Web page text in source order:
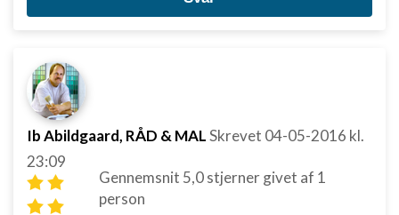
IAB Special Features:
Bruge præcise geografiske
placeringsoplysninger
Identificere enheder baseret på aktivt
anmodede oplysninger
Ikke-IAB-behandlingsformål:
Ib Abildgaard, RÅD & MALSkrevet 04-05-2016 kl.
23:09
Gennemsnit 5,0stjerner givet af 1
person